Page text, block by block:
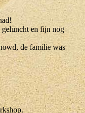
en fijn nog
de familie was